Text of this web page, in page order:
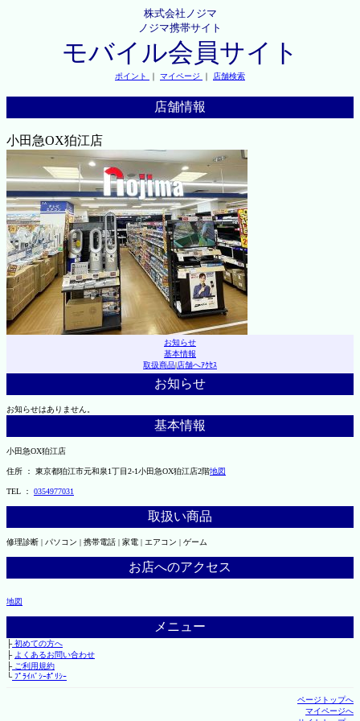
株式会社ノジマ
ノジマ携帯サイト
モバイル会員サイト
ポイント ｜ マイページ ｜ 店舗検索
店舗情報
小田急OX狛江店
お知らせ
基本情報
取扱商品|店舗へｱｸｾｽ
お知らせ
お知らせはありません。
基本情報
小田急OX狛江店
住所 ： 東京都狛江市元和泉1丁目2-1小田急OX狛江店2階地図
TEL ： 0354977031
取扱い商品
修理診断 | パソコン | 携帯電話 | 家電 | エアコン | ゲーム
お店へのアクセス
地図
メニュー
├初めての方へ
├ よくあるお問い合わせ
├ご利用規約
└ﾌﾟﾗｲﾊﾞｼｰﾎﾟﾘｼｰ
ページトップへ
マイページへ